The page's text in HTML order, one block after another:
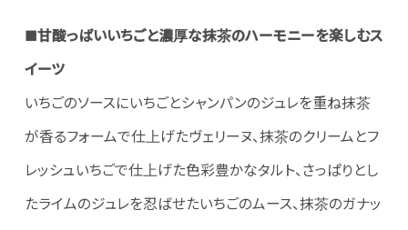
■甘酸っぱいいちごと濃厚な抹茶のハーモニーを楽しむス
イーツ
いちごのソースにいちごとシャンパンのジュレを重ね抹茶
が香るフォームで仕上げたヴェリーヌ、抹茶のクリームとフ
レッシュいちごで仕上げた色彩豊かなタルト、さっぱりとし
たライムのジュレを忍ばせたいちごのムース、抹茶のガナッ